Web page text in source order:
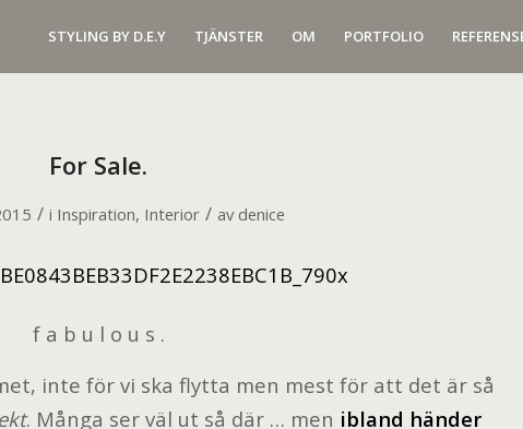
STYLING BY D.E.Y TJÄNSTER OM PORTFOLIO
For Sale.
/ i Inspiration, Interior / av denice
f a b u l o u s .
inte för vi ska flytta men mest för att det är så
. Många ser väl ut så där … men ibland händer